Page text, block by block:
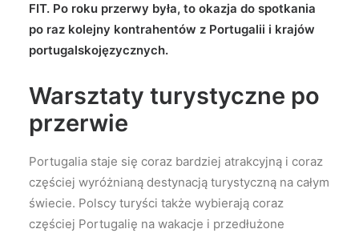
FIT. Po roku przerwy była, to okazja do spotkania
po raz kolejny kontrahentów z Portugalii i krajów
portugalskojęzycznych.
Warsztaty turystyczne po
przerwie
Portugalia staje się coraz bardziej atrakcyjną i coraz
częściej wyróżnianą destynacją turystyczną na całym
świecie. Polscy turyści także wybierają coraz
częściej Portugalię na wakacje i przedłużone